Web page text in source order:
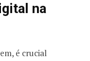
na
é crucial